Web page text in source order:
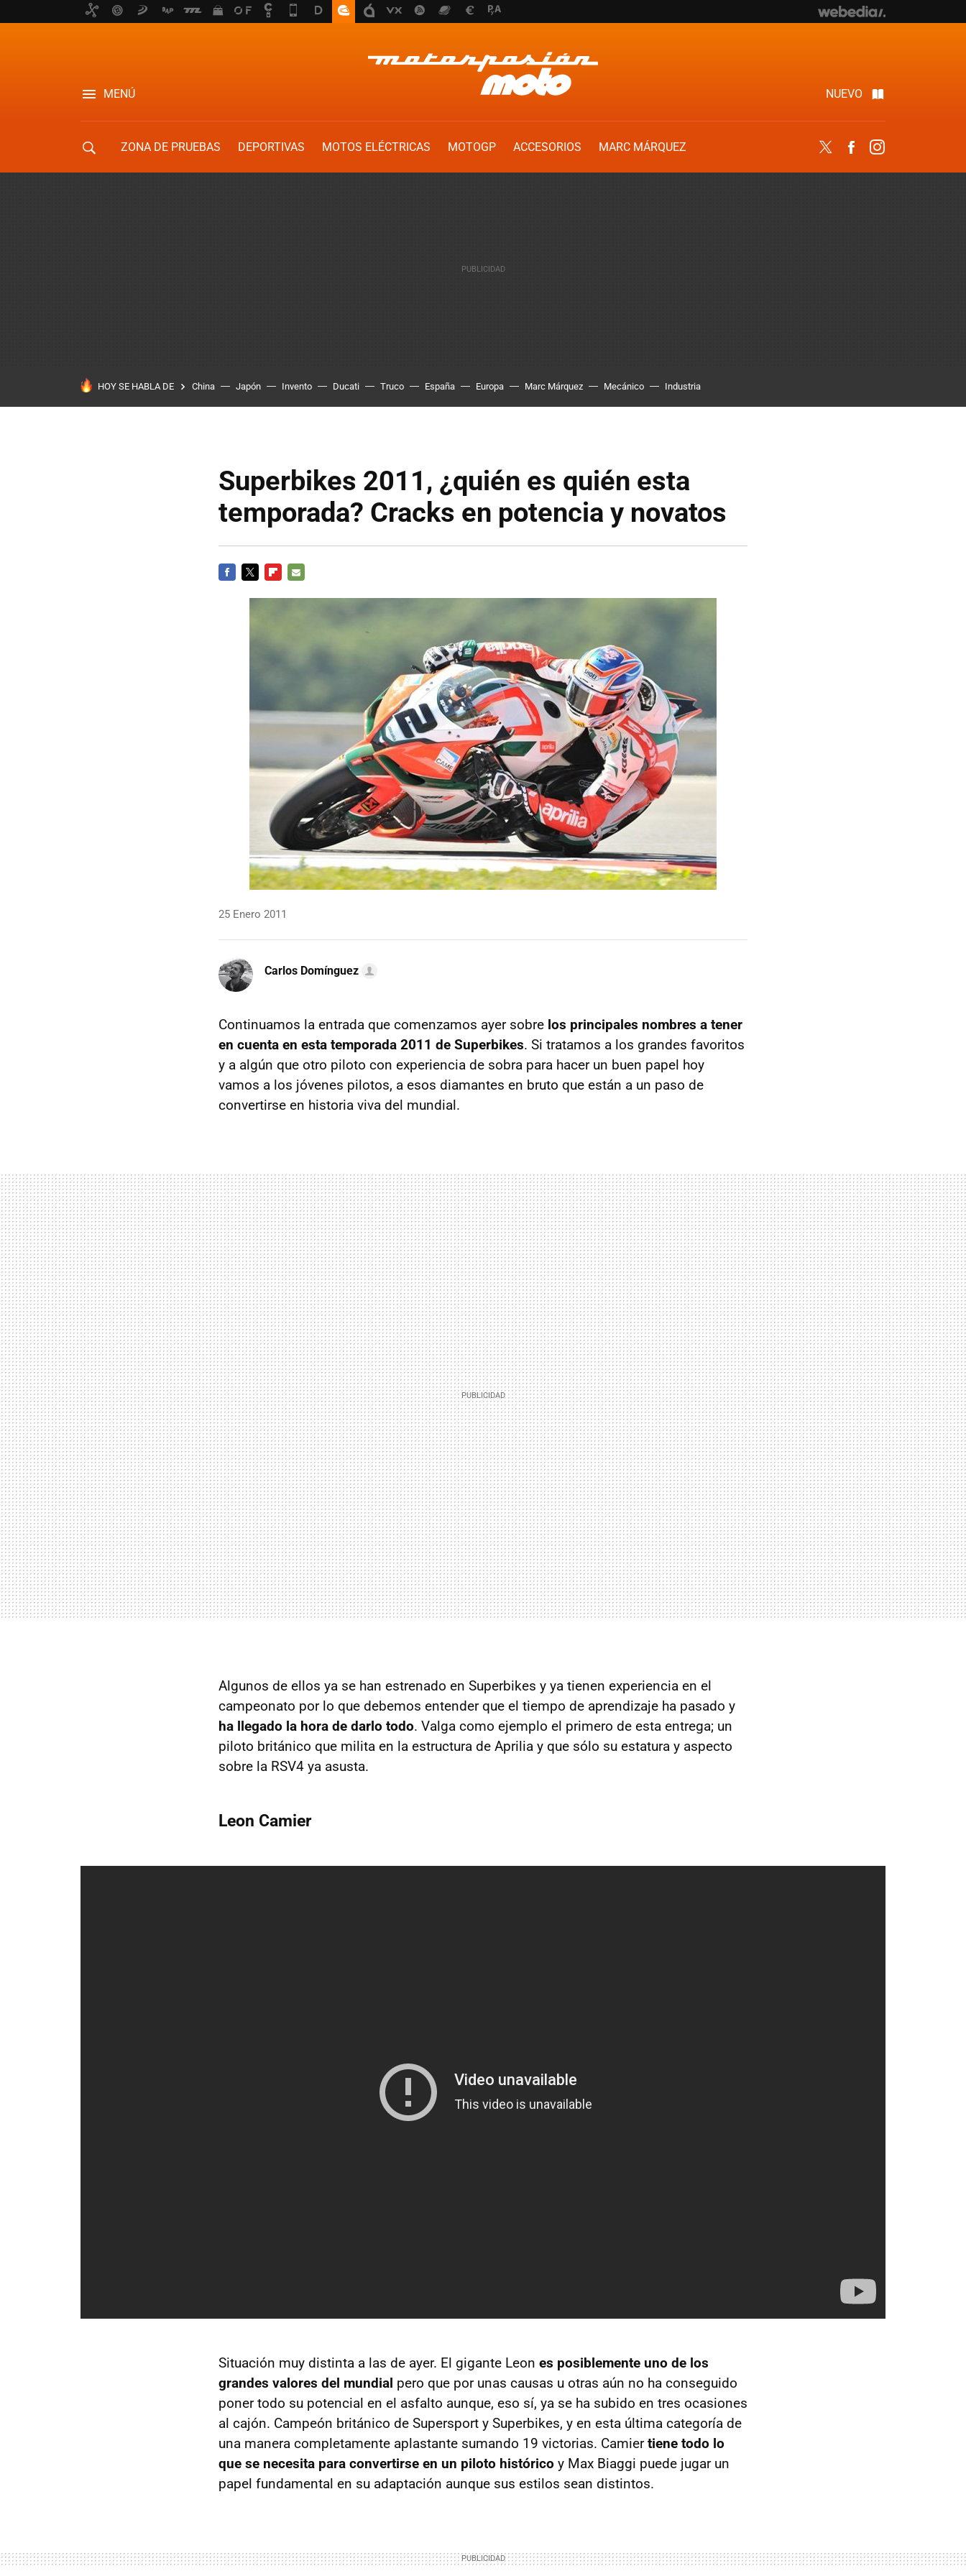
MENÚ NUEVO
ZONA DE PRUEBAS DEPORTIVAS MOTOS ELÉCTRICAS MOTOGP ACCESORIOS
MARC MÁRQUEZ
Twitter Facebook
HOY SE HABLA DE China Japón Invento Ducati Truco España Europa Marc Márquez Mecánico Industria
Superbikes 2011, ¿quién es quién esta
temporada? Cracks en potencia y novatos
25 Enero 2011
Carlos Domínguez
Continuamos la entrada que comenzamos ayer sobre los principales nombres a tener
en cuenta en esta temporada 2011 de Superbikes. Si tratamos a los grandes favoritos
y a algún que otro piloto con experiencia de sobra para hacer un buen papel hoy
vamos a los jóvenes pilotos, a esos diamantes en bruto que están a un paso de
convertirse en historia viva del mundial.
Algunos de ellos ya se han estrenado en Superbikes y ya tienen experiencia en el
campeonato por lo que debemos entender que el tiempo de aprendizaje ha pasado y
ha llegado la hora de darlo todo. Valga como ejemplo el primero de esta entrega; un
piloto británico que milita en la estructura de Aprilia y que sólo su estatura y aspecto
sobre la RSV4 ya asusta.
Leon Camier
Situación muy distinta a las de ayer. El gigante Leon es posiblemente uno de los
grandes valores del mundial pero que por unas causas u otras aún no ha conseguido
poner todo su potencial en el asfalto aunque, eso sí, ya se ha subido en tres ocasiones
al cajón. Campeón británico de Supersport y Superbikes, y en esta última categoría de
una manera completamente aplastante sumando 19 victorias. Camiertiene todo lo
que se necesita para convertirse en un piloto histórico y Max Biaggi puede jugar un
papel fundamental en su adaptación aunque sus estilos sean distintos.